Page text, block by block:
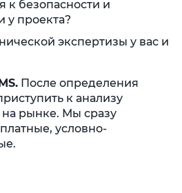
к безопасности и
у проекта?
экспертизы у вас и
После определения
к анализу
рынке. Мы сразу
условно-